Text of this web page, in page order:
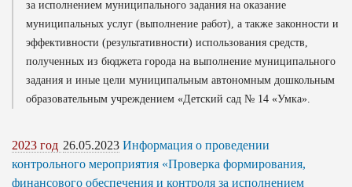
за исполнением муниципального задания на оказание
муниципальных услуг (выполнение работ), а также законности и
эффективности (результативности) использования средств,
полученных из бюджета города на выполнение муниципального
задания и иные цели муниципальным автономным дошкольным
образовательным учреждением «Детский сад № 14 «Умка».
2023 год 26.05.2023 Информация о проведении
контрольного мероприятия «Проверка формирования,
финансового обеспечения и контроля за исполнением